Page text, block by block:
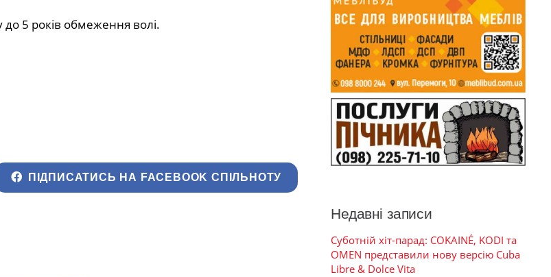
до 5 років обмеження волі.
ПІДПИСАТИСЬ НА FACEBOOK СПІЛЬНОТУ
Недавні записи
Суботній хіт-парад: COKAINÉ, KODI та
OMEN представили нову версію Cuba
Libre & Dolce Vita